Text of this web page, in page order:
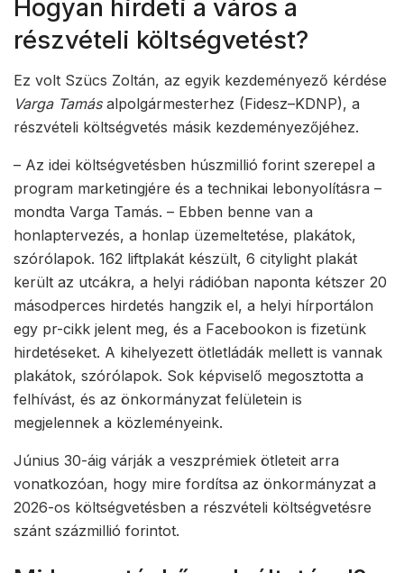
Hogyan hirdeti a város a
részvételi költségvetést?
Ez volt Szücs Zoltán, az egyik kezdeményező kérdése
Varga Tamásalpolgármesterhez (Fidesz–KDNP), a
részvételi költségvetés másik kezdeményezőjéhez.
– Az idei költségvetésben húszmillió forint szerepel a
program marketingjére és a technikai lebonyolításra –
mondta Varga Tamás. – Ebben benne van a
honlaptervezés, a honlap üzemeltetése, plakátok,
szórólapok. 162 liftplakát készült, 6 citylight plakát
került az utcákra, a helyi rádióban naponta kétszer 20
másodperces hirdetés hangzik el, a helyi hírportálon
egy pr-cikk jelent meg, és a Facebookon is fizetünk
hirdetéseket. A kihelyezett ötletládák mellett is vannak
plakátok, szórólapok. Sok képviselő megosztotta a
felhívást, és az önkormányzat felületein is
megjelennek a közleményeink.
Június 30-áig várják a veszprémiek ötleteit arra
vonatkozóan, hogy mire fordítsa az önkormányzat a
2026-os költségvetésben a részvételi költségvetésre
szánt százmillió forintot.